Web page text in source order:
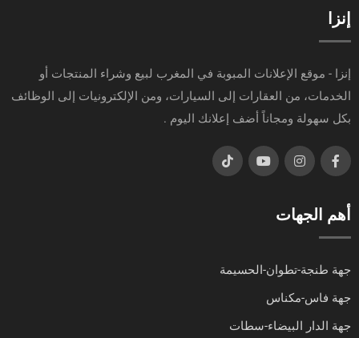
إنزا
إنزا - موقع الإعلانات المبوبة في المغرب لبيع وشراء المنتجات أو
الخدمات، من العقارات إلى السيارات، ومن الإلكترونيات إلى الوظائف
بكل سهولة ومجاناً أضف إعلانك اليوم .
أهم الجهات
جهة طنجة-تطوان-الحسيمة
جهة فاس-مكناس
جهة الدار البيضاء-سطات